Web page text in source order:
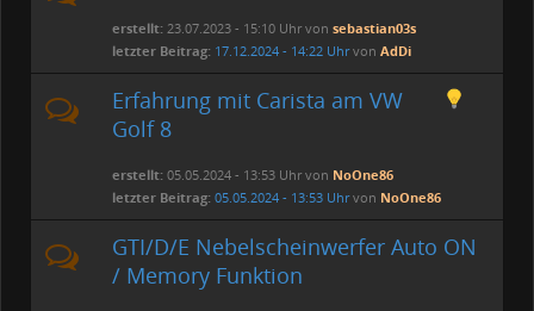
erstellt:23.07.2023 - 15:10 Uhr von sebastian03s
letzter Beitrag: 17.12.2024 - 14:22 Uhrvon AdDi
Erfahrung mit Carista am VW
Golf 8
erstellt:05.05.2024 - 13:53 Uhr von NoOne86
letzter Beitrag: 05.05.2024 - 13:53 Uhrvon NoOne86
GTI/D/E Nebelscheinwerfer Auto ON
/ Memory Funktion